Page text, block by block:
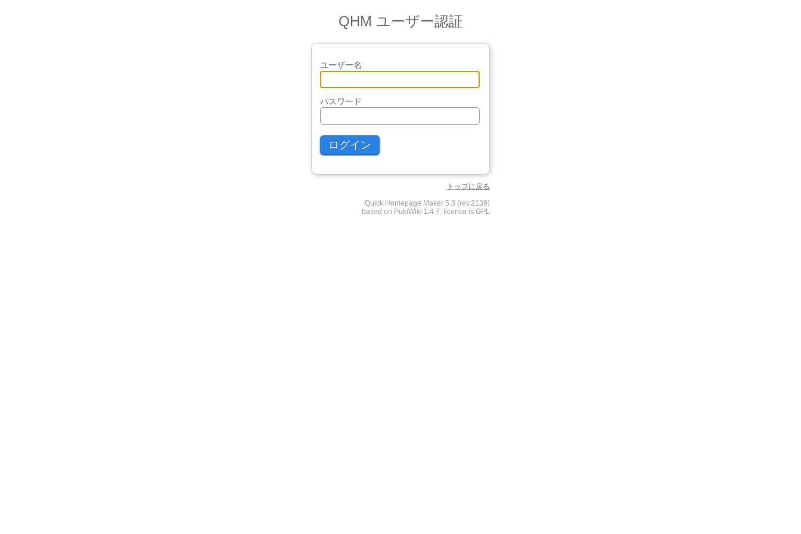
QHM ユーザー認証
ユーザー名
パスワード
トップに戻る
Quick Homepage Maker 5.3 (rev.2139)
based on PukiWiki 1.4.7. licence is GPL